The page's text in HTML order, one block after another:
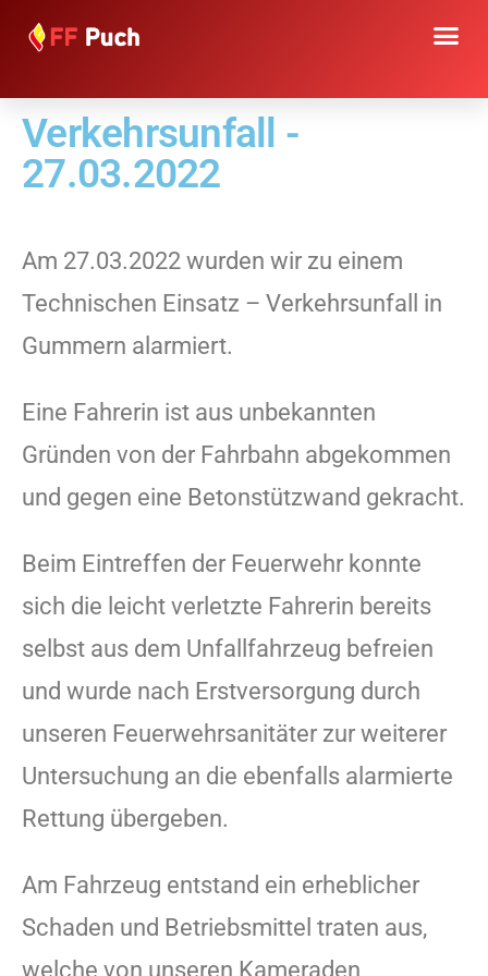
Verkehrsunfall -
27.03.2022
Am 27.03.2022 wurden wir zu einem
Technischen Einsatz – Verkehrsunfall in
Gummern alarmiert.
Eine Fahrerin ist aus unbekannten
Gründen von der Fahrbahn abgekommen
und gegen eine Betonstützwand gekracht.
Beim Eintreffen der Feuerwehr konnte
sich die leicht verletzte Fahrerin bereits
selbst aus dem Unfallfahrzeug befreien
und wurde nach Erstversorgung durch
unseren Feuerwehrsanitäter zur weiterer
Untersuchung an die ebenfalls alarmierte
Rettung übergeben.
Am Fahrzeug entstand ein erheblicher
Schaden und Betriebsmittel traten aus,
welche von unseren Kameraden